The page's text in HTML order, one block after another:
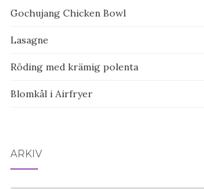
Gochujang Chicken Bowl
Lasagne
Röding med krämig polenta
Blomkål i Airfryer
ARKIV